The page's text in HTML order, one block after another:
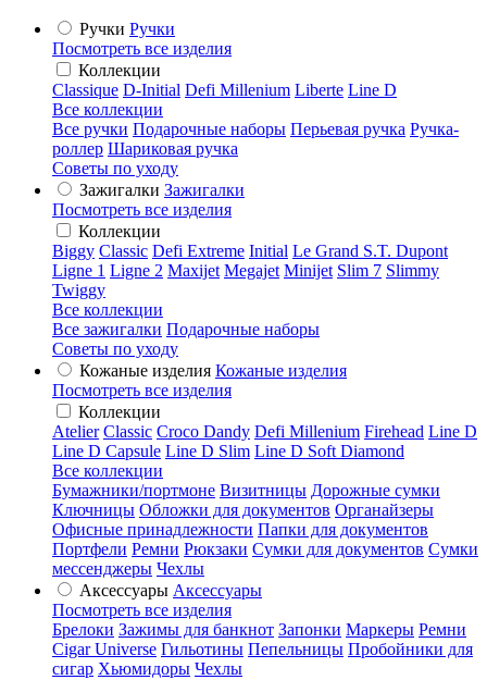
Ручки Ручки
Посмотреть все изделия
Коллекции
Classique D-Initial Defi Millenium Liberte Line D
Все коллекции
Все ручки Подарочные наборы Перьевая ручка Ручка-
роллер Шариковая ручка
Советы по уходу
Зажигалки Зажигалки
Посмотреть все изделия
Коллекции
Biggy Classic Defi Extreme Initial Le Grand S.T. Dupont
Ligne 1 Ligne 2 Maxijet Megajet Minijet Slim 7 Slimmy
Twiggy
Все коллекции
Все зажигалки Подарочные наборы
Советы по уходу
Кожаные изделия Кожаные изделия
Посмотреть все изделия
Коллекции
Atelier Classic Croco Dandy Defi Millenium Firehead Line D
Line D Capsule Line D Slim Line D Soft Diamond
Все коллекции
Бумажники/портмоне Визитницы Дорожные сумки
Ключницы Обложки для документов Органайзеры
Офисные принадлежности Папки для документов
Портфели Ремни Рюкзаки Сумки для документов Сумки
мессенджеры Чехлы
Аксессуары Аксессуары
Посмотреть все изделия
Брелоки Зажимы для банкнот Запонки Маркеры Ремни
Cigar Universe Гильотины Пепельницы Пробойники для
сигар Хьюмидоры Чехлы